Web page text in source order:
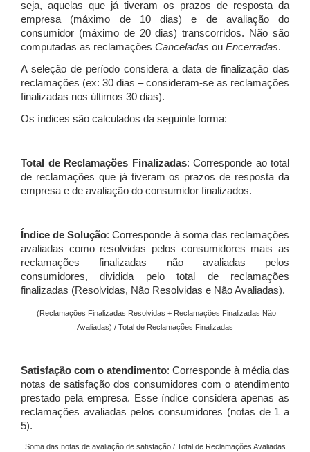
seja, aquelas que já tiveram os prazos de resposta da
empresa (máximo de 10 dias) e de avaliação do
consumidor (máximo de 20 dias) transcorridos. Não são
computadas as reclamações Canceladas ou Encerradas.
A seleção de período considera a data de finalização das
reclamações (ex: 30 dias – consideram-se as reclamações
finalizadas nos últimos 30 dias).
Os índices são calculados da seguinte forma:
Total de Reclamações Finalizadas: Corresponde ao total
de reclamações que já tiveram os prazos de resposta da
empresa e de avaliação do consumidor finalizados.
Índice de Solução: Corresponde à soma das reclamações
avaliadas como resolvidas pelos consumidores mais as
reclamações finalizadas não avaliadas pelos
consumidores, dividida pelo total de reclamações
finalizadas (Resolvidas, Não Resolvidas e Não Avaliadas).
(Reclamações Finalizadas Resolvidas + Reclamações Finalizadas Não
Avaliadas) / Total de Reclamações Finalizadas
Satisfação com o atendimento: Corresponde à média das
notas de satisfação dos consumidores com o atendimento
prestado pela empresa. Esse índice considera apenas as
reclamações avaliadas pelos consumidores (notas de 1 a
5).
Soma das notas de avaliação de satisfação / Total de Reclamações Avaliadas